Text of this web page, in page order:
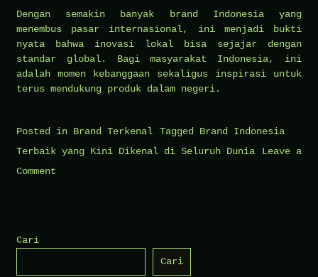
Dengan semakin banyak brand Indonesia yang
menembus pasar internasional, ini menjadi bukti
nyata bahwa inovasi lokal bisa sejajar dengan
standar global. Bagi masyarakat Indonesia, ini
adalah momen kebanggaan sekaligus inspirasi untuk
terus mendukung produk dalam negeri.
Posted in Brand Terkenal Tagged Brand Indonesia
Terbaik yang Kini Dikenal di Seluruh Dunia
Leave a
Comment
yang
Cari
Cari